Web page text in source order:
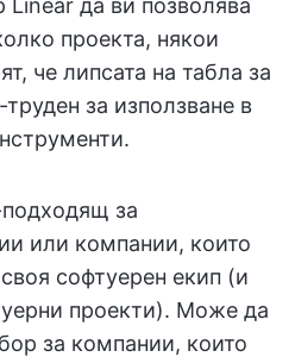
да ви позволява
проекта, някои
че липсата на табла за
за използване в
за
или компании, които
софтуерен екип (и
проекти). Може да
за компании, които